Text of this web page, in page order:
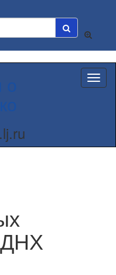
Вкл/
поиска
Вкл/
выкл